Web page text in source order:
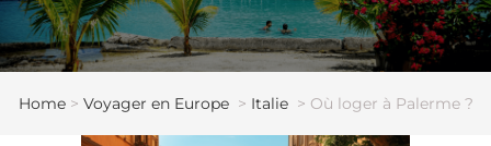
Home> Voyager en Europe > Italie > Où loger à Palerme ?